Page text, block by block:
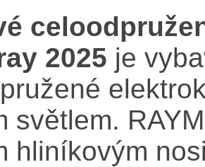
2025 je
světlem.
hliníkovým